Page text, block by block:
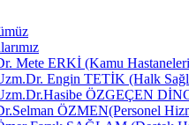
Mete ERKİ (Kamu
Engin TETİK (Halk
ÖZGEÇEN
ÖZMEN(Personel